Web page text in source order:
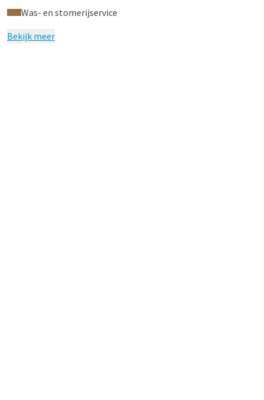
Was- en stomerijservice
Bekijk meer